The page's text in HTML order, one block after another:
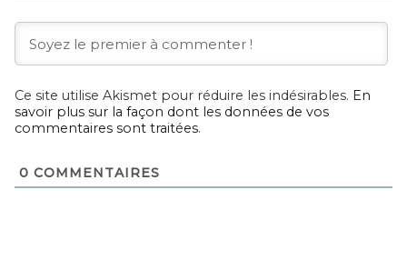
Ce site utilise Akismet pour réduire les indésirables. En
savoir plus sur la façon dont les données de vos
commentaires sont traitées.
0 COMMENTAIRES